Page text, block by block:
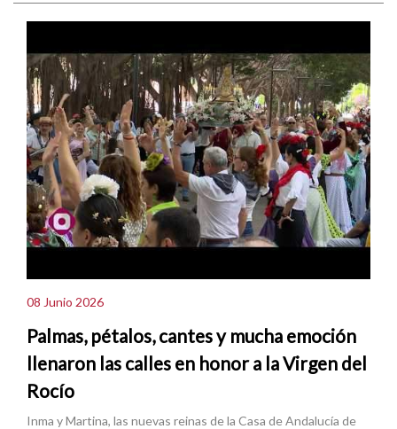
08 Junio 2026
Palmas, pétalos, cantes y mucha emoción
llenaron las calles en honor a la Virgen del
Rocío
Inma y Martina, las nuevas reinas de la Casa de Andalucía de